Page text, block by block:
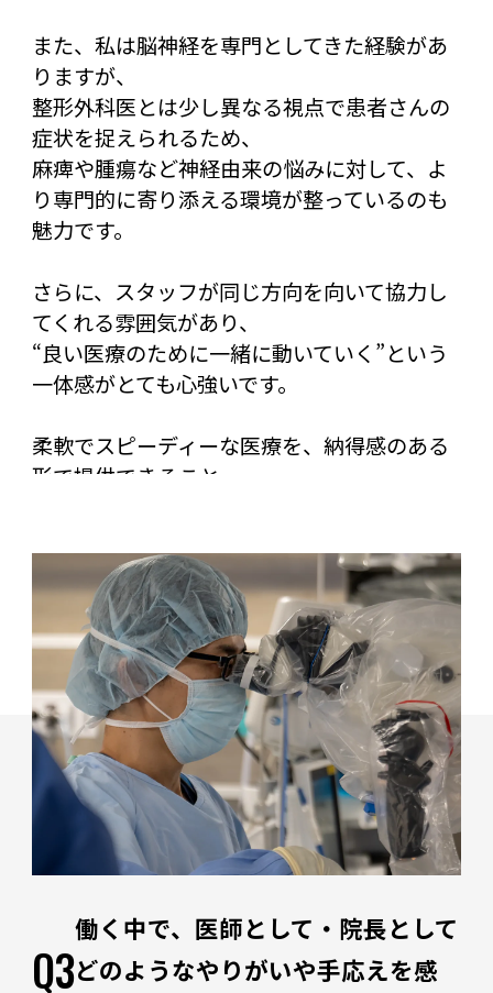
また、私は脳神経を専門としてきた経験があ
りますが、
整形外科医とは少し異なる視点で患者さんの
症状を捉えられるため、
麻痺や腫瘍など神経由来の悩みに対して、よ
り専門的に寄り添える環境が整っているのも
魅力です。
さらに、スタッフが同じ方向を向いて協力し
てくれる雰囲気があり、
“良い医療のために一緒に動いていく”という
一体感がとても心強いです。
柔軟でスピーディーな医療を、納得感のある
形で提供できること。
Q3
働く中で、医師として・院長として
どのようなやりがいや手応えを感